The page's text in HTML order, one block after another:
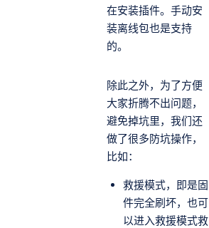
在安装插件。手动安
装离线包也是支持
的。
除此之外，为了方便
大家折腾不出问题，
避免掉坑里，我们还
做了很多防坑操作，
比如：
救援模式，即是固
件完全刷坏，也可
以进入救援模式救